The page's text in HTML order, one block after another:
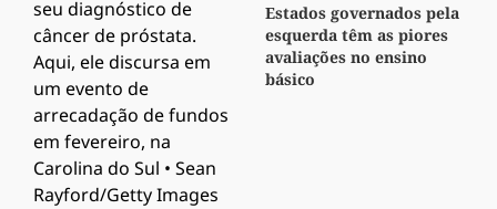
Estados governados pela
esquerda têm as piores
avaliações no ensino
básico